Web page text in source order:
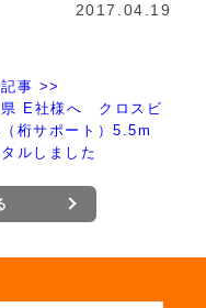
2017.04.19
事 >>
県 E社様へ クロスビ
桁サポート）5.5m
ルしました